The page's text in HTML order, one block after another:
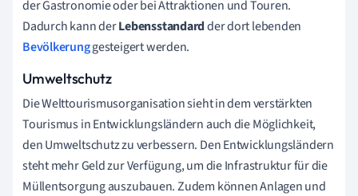
der Gastronomie oder bei Attraktionen und Touren.
Dadurch kann derLebensstandardder dort lebenden
Bevölkerunggesteigert werden.
Umweltschutz
Die Welttourismusorganisation sieht in dem verstärkten
Tourismusin Entwicklungsländern auch die Möglichkeit,
den Umweltschutz zu verbessern. Den Entwicklungsländern
steht mehr Geld zur Verfügung, um die Infrastruktur für die
Müllentsorgung auszubauen. Zudem können Anlagen und